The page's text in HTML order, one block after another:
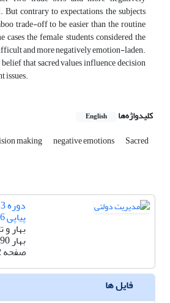
contrary to expectations, the subjects
trade-off to be easier than the routine
cases the female students considered the
and more negatively emotion-laden.
that sacred values influence decision
issues.
کلیدواژه‌ها English
making negative emotions Sacred
پیاپی 6
بهار و
بهار 1390
صفحه
فایل ها